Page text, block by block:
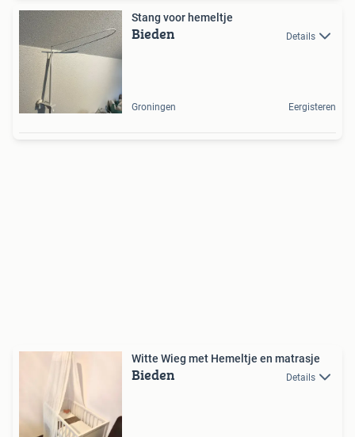
Stang voor hemeltje
Bieden Details
Groningen Eergisteren
Witte Wieg met Hemeltje en matrasje
Bieden Details